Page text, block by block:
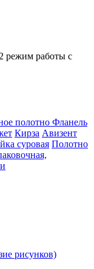
режим работы с
полотно Фланель
Кирза Авизент
суровая Полотно
рисунков)